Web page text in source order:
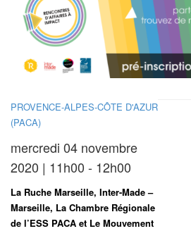
PROVENCE-ALPES-CÔTE D'AZUR
(PACA)
mercredi 04 novembre
2020 | 11h00 - 12h00
La Ruche Marseille, Inter-Made –
Marseille, La Chambre Régionale
de l’ESS PACA et Le Mouvement